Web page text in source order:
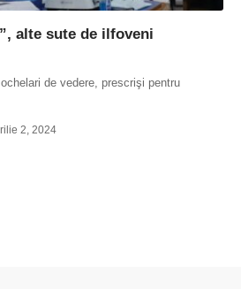
alte sute de ilfoveni
de vedere, prescrişi pentru
2, 2024